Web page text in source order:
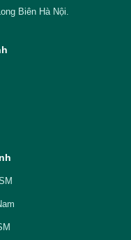
Biên Hà Nội.